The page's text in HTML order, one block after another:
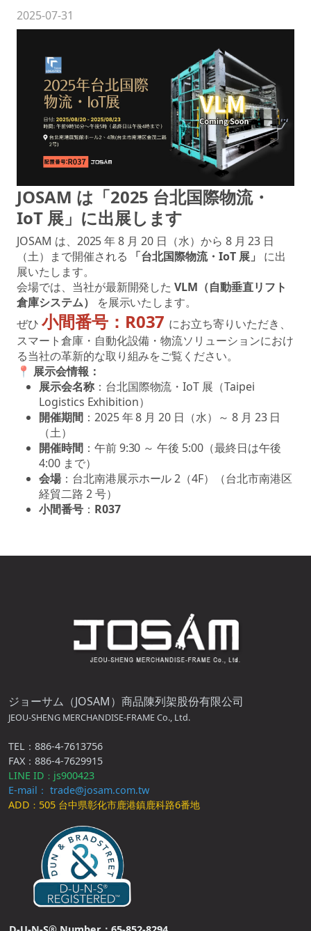
2025-07-31
JOSAM は「2025 台北国際物流・
IoT 展」に出展します
JOSAM は、2025 年 8 月 20 日（水）から 8 月 23 日
（土）まで開催される
「台北国際物流・IoT 展」
に出
展いたします。
会場では、当社が最新開発したVLM（自動垂直リフト
倉庫システム）
を展示いたします。
ぜひ 小間番号：R037 にお立ち寄りいただき、
スマート倉庫・自動化設備・物流ソリューションにおけ
る当社の革新的な取り組みをご覧ください。
📍 展示会情報：
展示会名称：台北国際物流・IoT 展（Taipei
Logistics Exhibition）
開催期間：2025 年 8 月 20 日（水）～ 8 月 23 日
（土）
開催時間：午前 9:30 ～ 午後 5:00（最終日は午後
4:00 まで）
会場：台北南港展示ホール 2（4F）（台北市南港区
経貿二路 2 号）
小間番号： R037
ジョーサム（JOSAM）商品陳列架股份有限公司
JEOU-SHENG MERCHANDISE-FRAME Co., Ltd.
TEL：886-4-7613756
FAX：886-4-7629915
LINE ID ： js900423
E-mail： trade@josam.com.tw
ADD ： 505 台中県彰化市鹿港鎮鹿科路6番地